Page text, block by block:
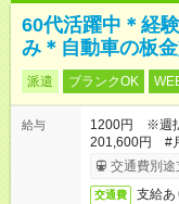
60代活躍中＊経
み＊自動車の板
派遣 ブランクOK
給与
1200円 ※週払
201,600円 #
交通費別途
交通費 支給